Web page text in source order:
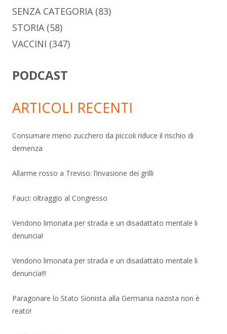
SENZA CATEGORIA (83)
STORIA (58)
VACCINI (347)
PODCAST
ARTICOLI RECENTI
Consumare meno zucchero da piccoli riduce il rischio di
demenza
Allarme rosso a Treviso: l’invasione dei grilli
Fauci: oltraggio al Congresso
Vendono limonata per strada e un disadattato mentale li
denuncia!
Vendono limonata per strada e un disadattato mentale li
denuncia!!!
Paragonare lo Stato Sionista alla Germania nazista non è
reato!